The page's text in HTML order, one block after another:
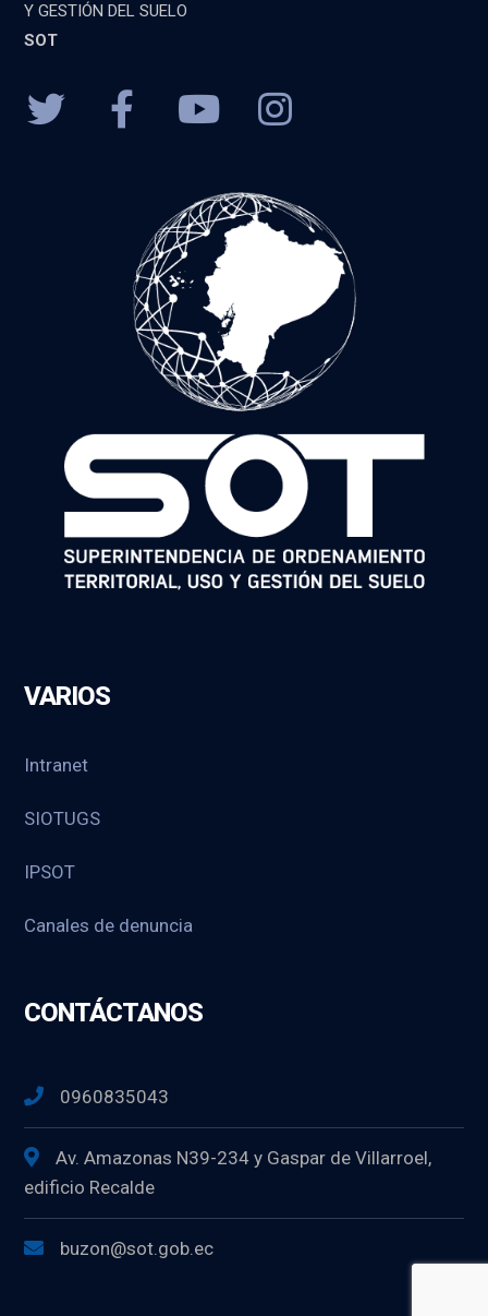
Y GESTIÓN DEL SUELO
SOT
VARIOS
Intranet
SIOTUGS
IPSOT
Canales de denuncia
CONTÁCTANOS
0960835043
Av. Amazonas N39-234 y Gaspar de Villarroel,
edificio Recalde
buzon@sot.gob.ec